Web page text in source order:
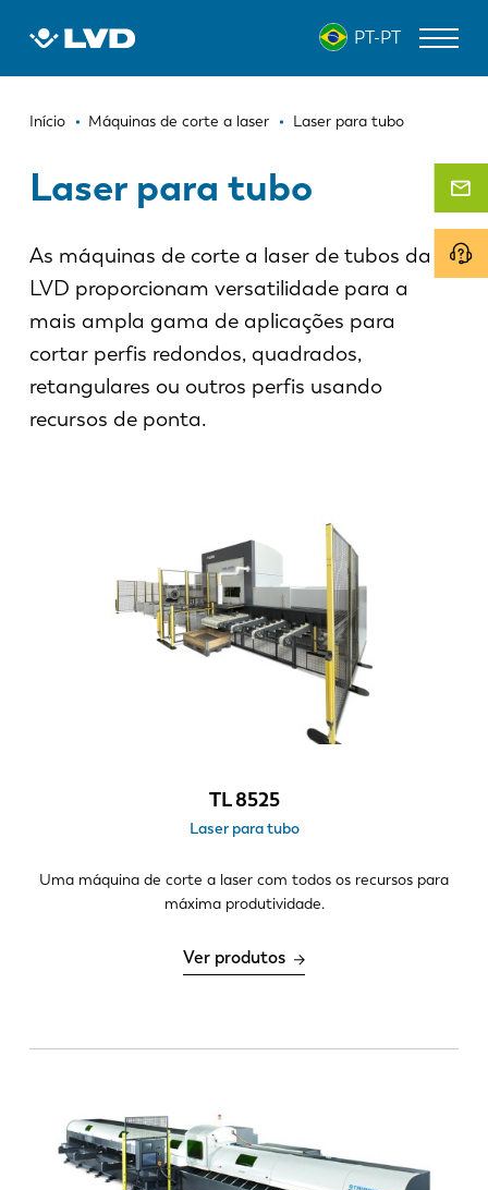
para
principal
PT-PT
Navegação
Início Máquinas de corte a laser Laser para tubo
Laser para tubo
As máquinas de corte a laser de tubos da
LVD proporcionam versatilidade para a
mais ampla gama de aplicações para
cortar perfis redondos, quadrados,
retangulares ou outros perfis usando
recursos de ponta.
TL 8525
Laser para tubo
Uma máquina de corte a laser com todos os recursos para
máxima produtividade.
Ver produtos
MÁQUINAS DE CORTE A LASER
PANELADORAS
PUNCIONADEIRAS
GUILHOTINAS
SOFTWARE
ATENDIMENTO AO CLIENTE
Experiências dos clientes
Centro de Recursos